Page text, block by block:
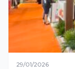
29/01/2026